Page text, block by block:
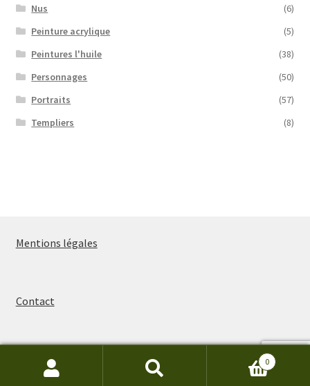
Nus
(6)
Peinture acrylique
(5)
Peintures l'huile
(38)
Personnages
(50)
Portraits
(57)
Templiers
(8)
Mentions légales
Contact
Recherche
Recherche
0